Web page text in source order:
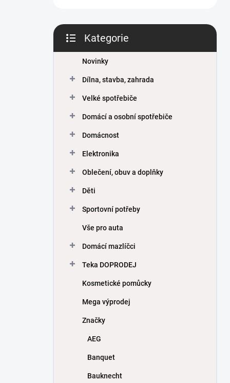
kategorie
Kategorie
Novinky
Dílna, stavba, zahrada
Velké spotřebiče
Domácí a osobní spotřebiče
Domácnost
Elektronika
Oblečení, obuv a doplňky
Děti
Sportovní potřeby
Vše pro auta
Domácí mazlíčci
Teka DOPRODEJ
Kosmetické pomůcky
Mega výprodej
Značky
AEG
Banquet
Bauknecht